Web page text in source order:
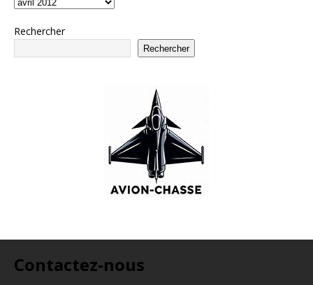
Rechercher
Rechercher
Contactez-nous